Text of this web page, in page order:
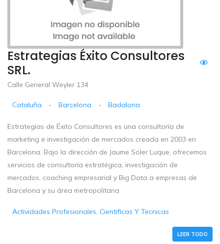
Estrategias Éxito Consultores
SRL.
Calle General Weyler 134
Cataluña - Barcelona - Badalona
Estrategias de Éxito Consultores es una consultoría de
marketing e investigación de mercados creada en 2003 en
Barcelona. Bajo la dirección de Jaume Soler Luque, ofrecemos
servicios de consultoría estratégica, investigación de
mercados, coaching empresarial y Big Data a empresas de
Barcelona y su área metropolitana
Actividades Profesionales, Cientificas Y Tecnicas
LEER TODO